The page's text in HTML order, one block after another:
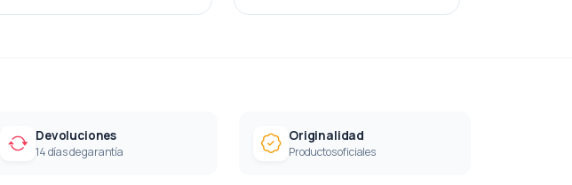
Devoluciones
14 días de garantía
Originalidad
Productos oficiales